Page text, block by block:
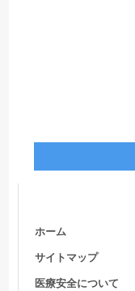
ホーム
サイトマップ
医療安全について